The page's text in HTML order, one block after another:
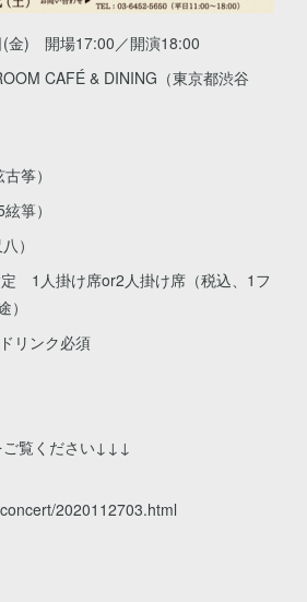
(金) 開場17:00／開演18:00
CAFÉ & DINING（東京都渋谷
筝）
箏）
）
1人掛け席or2人掛け席（税込、1フ
リンク必須
ご覧ください↓↓↓
2020112703.html